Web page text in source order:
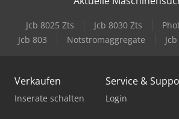
Jcb 8025 Zts Jcb 8030 Zts
Jcb 803
Notstromaggregate
Verkaufen
Inserate schalten
Service &
Login